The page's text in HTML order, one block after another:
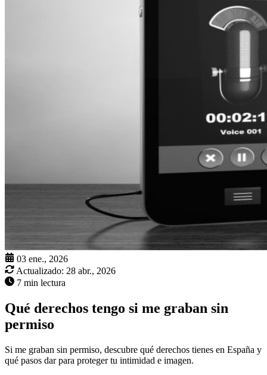
03 ene., 2026
Actualizado: 28 abr., 2026
7 min lectura
Qué derechos tengo si me graban sin
permiso
Si me graban sin permiso, descubre qué derechos tienes en España y
qué pasos dar para proteger tu intimidad e imagen.